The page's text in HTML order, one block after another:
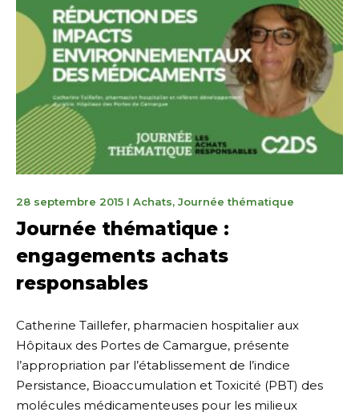
28 septembre 20158
mai
2023
I Achats, Journée thématique
Journée thématique :
engagements achats
responsables
Catherine Taillefer, pharmacien hospitalier aux
Hôpitaux des Portes de Camargue, présente
l’appropriation par l’établissement de l’indice
Persistance, Bioaccumulation et Toxicité (PBT) des
molécules médicamenteuses pour les milieux